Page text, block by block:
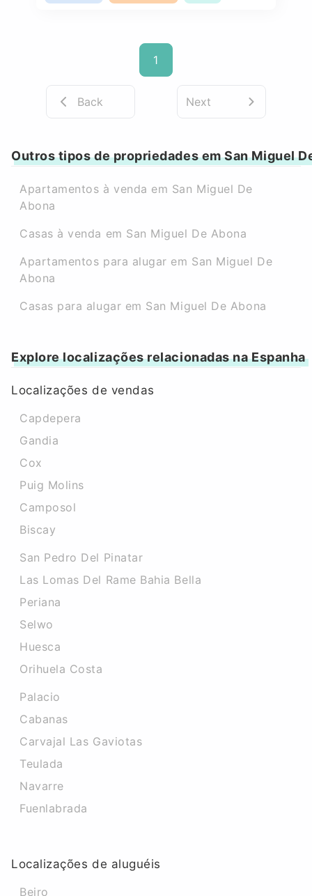
1
Back Next
Outros tipos de propriedades em San Miguel
Apartamentos à venda em San Miguel De
Abona
Casas à venda em San Miguel De Abona
Apartamentos para alugar em San Miguel De
Abona
Casas para alugar em San Miguel De Abona
Explore localizações relacionadas na Espanha
Localizações de vendas
Capdepera
Gandia
Cox
Puig Molins
Camposol
Biscay
San Pedro Del Pinatar
Las Lomas Del Rame Bahia Bella
Periana
Selwo
Huesca
Orihuela Costa
Palacio
Cabanas
Carvajal Las Gaviotas
Teulada
Navarre
Fuenlabrada
Localizações de aluguéis
Beiro